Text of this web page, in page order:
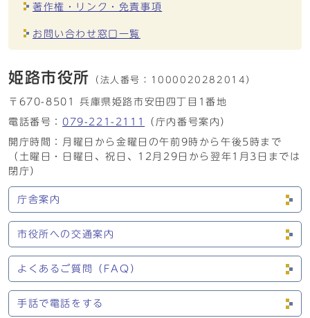
著作権・リンク・免責事項
お問い合わせ窓口一覧
姫路市役所 （法人番号： 1000020282014）
〒670-8501 兵庫県姫路市安田四丁目1番地
電話番号： 079-221-2111
（庁内番号案内）
開庁時間：月曜日から金曜日の午前9時から午後5時まで
（土曜日・日曜日、祝日、12月29日から翌年1月3日までは
閉庁）
庁舎案内
市役所への交通案内
よくあるご質問（FAQ）
手話で電話をする